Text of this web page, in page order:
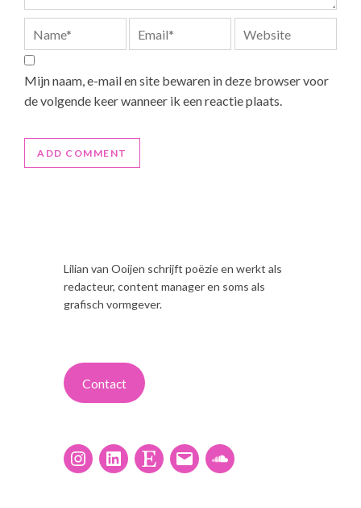
Mijn naam, e-mail en site bewaren in deze browser voor
de volgende keer wanneer ik een reactie plaats.
Lilian van Ooijen schrijft poëzie en werkt als
redacteur, content manager en soms als
grafisch vormgever.
Contact